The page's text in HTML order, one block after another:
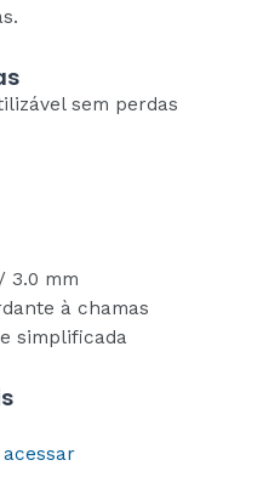
sem perdas
3.0 mm
à chamas
simplificada